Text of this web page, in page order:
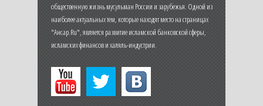
общественную жизнь мусульман России и зарубежья. Одной из
наиболее актуальных тем, которые находят место на страницах
"Ансар.Ru", является развитие исламской банковской сферы,
исламских финансов и халяль-индустрии.